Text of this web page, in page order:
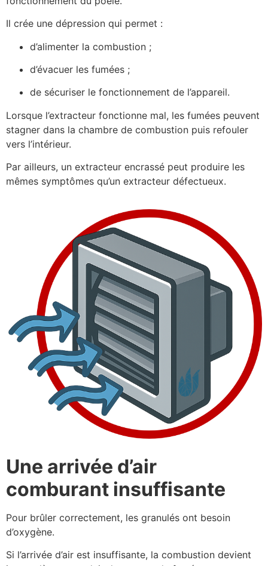
Il crée une dépression qui permet :
d’alimenter la combustion ;
d’évacuer les fumées ;
de sécuriser le fonctionnement de l’appareil.
Lorsque l’extracteur fonctionne mal, les fumées peuvent
stagner dans la chambre de combustion puis refouler
vers l’intérieur.
Par ailleurs, un extracteur encrassé peut produire les
mêmes symptômes qu’un extracteur défectueux.
Une arrivée d’air
comburant insuffisante
Pour brûler correctement, les granulés ont besoin
d’oxygène.
Si l’arrivée d’air est insuffisante, la combustion devient